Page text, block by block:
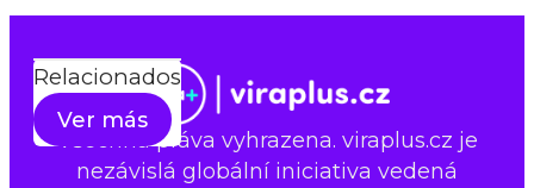
Search
Relacionados
Ver más
Všechna práva vyhrazena. viraplus.cz je
nezávislá globální iniciativa vedená